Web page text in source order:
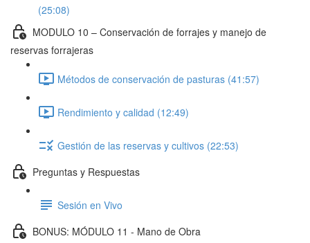
(25:08)
MODULO 10 – Conservación de forrajes y manejo de
reservas forrajeras
Métodos de conservación de pasturas (41:57)
Rendimiento y calidad (12:49)
Gestión de las reservas y cultivos (22:53)
Preguntas y Respuestas
Sesión en Vivo
BONUS: MÓDULO 11 - Mano de Obra